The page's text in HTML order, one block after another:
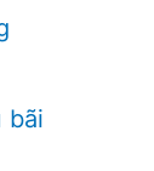
bãi